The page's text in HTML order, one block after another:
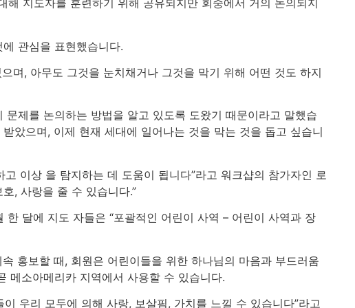
지도자를 훈련하기 위해 공유되지만 회중에서 거의 논의되지
관심을 표현했습니다.
며, 아무도 그것을 눈치채거나 그것을 막기 위해 어떤 것도 하지
제를 논의하는 방법을 알고 있도록 도왔기 때문이라고 말했습
았으며, 이제 현재 세대에 일어나는 것을 막는 것을 돕고 싶습니
이상 을 탐지하는 데 도움이 됩니다”라고 워크샵의 참가자인 로
, 사랑을 줄 수 있습니다.”
달에 지도 자들은 “포괄적인 어린이 사역 – 어린이 사역과 장
홍보할 때, 회원은 어린이들을 위한 하나님의 마음과 부드러움
메소아메리카 지역에서 사용할 수 있습니다.
우리 모두에 의해 사랑, 보살핌, 가치를 느낄 수 있습니다”라고